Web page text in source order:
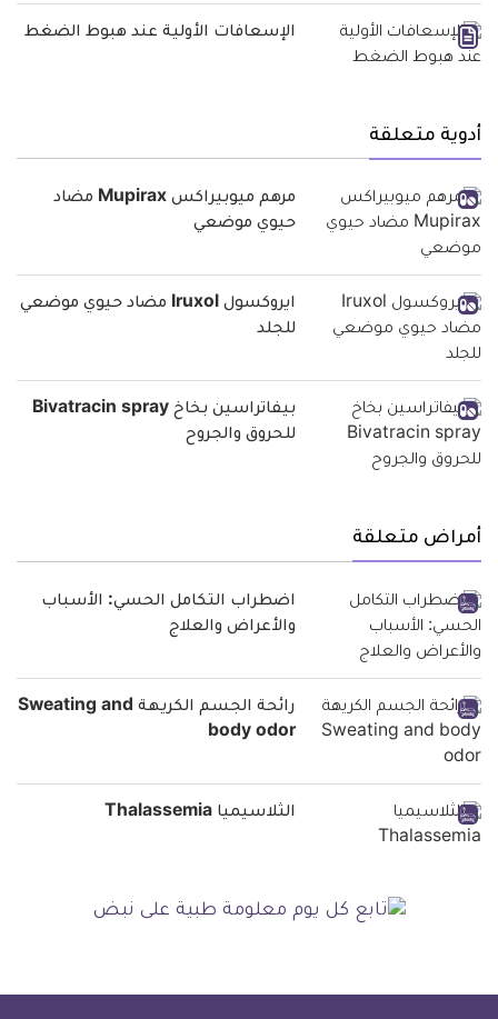
الإسعافات الأولية عند هبوط الضغط
أدوية متعلقة
مرهم ميوبيراكس Mupirax مضاد
حيوي موضعي
ايروكسول Iruxol مضاد حيوي موضعي
للجلد
بيفاتراسين بخاخ Bivatracin spray
للحروق والجروح
أمراض متعلقة
اضطراب التكامل الحسي: الأسباب
والأعراض والعلاج
رائحة الجسم الكريهة Sweating and
body odor
الثلاسيميا Thalassemia